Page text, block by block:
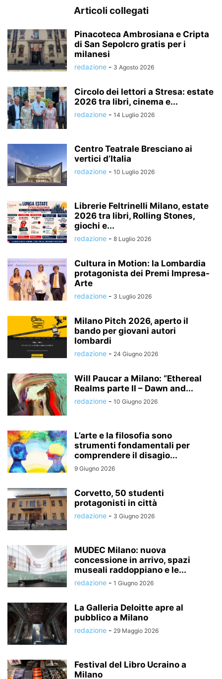
Articoli collegati
Pinacoteca Ambrosiana e Cripta
di San Sepolcro gratis per i
milanesi
redazione - 3 Agosto 2026
Circolo dei lettori a Stresa: estate
2026 tra libri, cinema e...
redazione - 14 Luglio 2026
Centro Teatrale Bresciano ai
vertici d’Italia
redazione - 10 Luglio 2026
Librerie Feltrinelli Milano, estate
2026 tra libri, Rolling Stones,
giochi e...
redazione - 8 Luglio 2026
Cultura in Motion: la Lombardia
protagonista dei Premi Impresa-
Arte
redazione - 3 Luglio 2026
Milano Pitch 2026, aperto il
bando per giovani autori
lombardi
redazione - 24 Giugno 2026
Will Paucar a Milano: “Ethereal
Realms parte II – Dawn and...
redazione - 10 Giugno 2026
L’arte e la filosofia sono
strumenti fondamentali per
comprendere il disagio...
9 Giugno 2026
Corvetto, 50 studenti
protagonisti in città
redazione - 3 Giugno 2026
MUDEC Milano: nuova
concessione in arrivo, spazi
museali raddoppiano e le...
redazione - 1 Giugno 2026
La Galleria Deloitte apre al
pubblico a Milano
redazione - 29 Maggio 2026
Festival del Libro Ucraino a
Milano